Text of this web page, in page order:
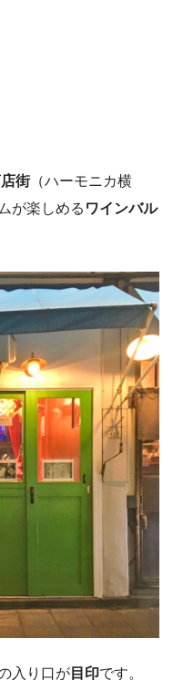
街（ハーモニカ横
が楽しめる ワインバル
入り口が 目印です。